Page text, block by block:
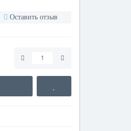
Оставить отзыв